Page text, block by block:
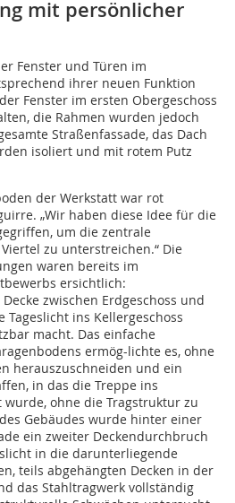
mit persönlicher
Fenster und Türen im
ihrer neuen Funktion
Fenster im ersten Obergeschoss
die Rahmen wurden jedoch
Straßenfassade, das Dach
isoliert und mit rotem Putz
der Werkstatt war rot
„Wir haben diese Idee für die
um die zentrale
zu unterstreichen.“ Die
waren bereits im
ersichtlich:
zwischen Erdgeschoss und
Tageslicht ins Kellergeschoss
macht. Das einfache
ermög-lichte es, ohne
herauszuschneiden und ein
in das die Treppe ins
wurde, ohne die Tragstruktur zu
Gebäudes wurde hinter einer
ein zweiter Deckendurchbruch
in die darunterliegende
teils abgehängten Decken in der
das Stahltragwerk vollständig